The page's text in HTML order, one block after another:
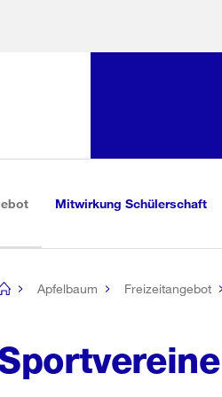
(aktiv)Mitwirkung Schülerschaft
Apfelbaum Freizeitangebot